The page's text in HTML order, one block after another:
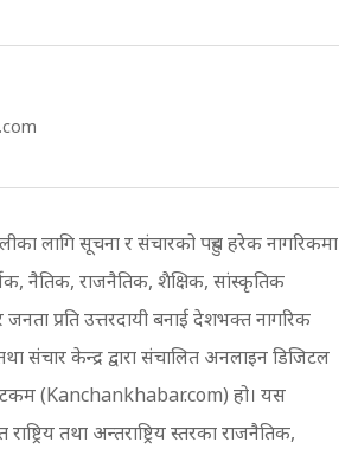
लागि सूचना र संचारको पहुच हरेक नागरिकमा
नैतिक, राजनैतिक, शैक्षिक, सांस्कृतिक
प्रति उत्तरदायी बनाई देशभक्त नागरिक
संचार केन्द्र द्वारा संचालित अनलाइन डिजिटल
(Kanchankhabar.com) हो। यस
तथा अन्तराष्ट्रिय स्तरका राजनैतिक,